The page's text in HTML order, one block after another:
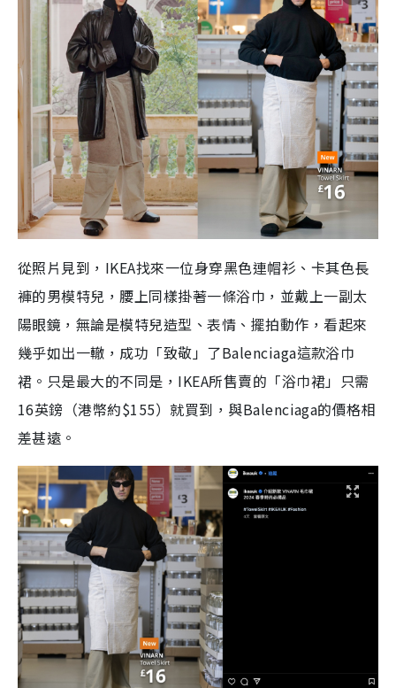
從照片見到，IKEA找來一位身穿黑色連帽衫、卡其色長
褲的男模特兒，腰上同樣掛著一條浴巾，並戴上一副太
陽眼鏡，無論是模特兒造型、表情、擺拍動作，看起來
幾乎如出一轍，成功「致敬」了Balenciaga這款浴巾
裙。只是最大的不同是，IKEA所售賣的「浴巾裙」只需
16英鎊（港幣約$155）就買到，與Balenciaga的價格相
差甚遠。